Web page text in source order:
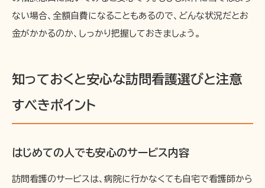
ない場合、全額自費になることもあるので、どんな状況だとお
金がかかるのか、しっかり把握しておきましょう。
知っておくと安心な訪問看護選びと注意
すべきポイント
はじめての人でも安心のサービス内容
訪問看護のサービスは、病院に行かなくても自宅で看護師から